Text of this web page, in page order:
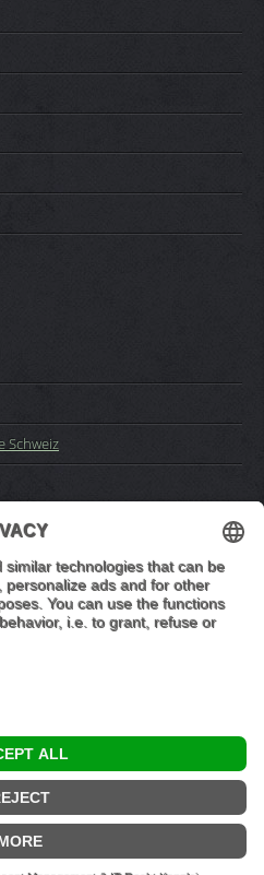
Schweiz
die nachzudenken man jahrelang